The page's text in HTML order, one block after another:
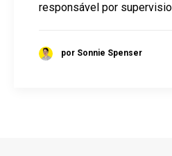
responsável por
por Sonnie Spenser